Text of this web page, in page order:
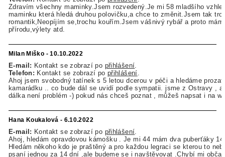
Zdravím všechny maminky.Jsem rozvedený.Je mi 58 mladšího
maminku která hledá druhou polovičku,a chce to změnit.Jsem tak
romantik,Neopíjím se,trochu kouřím.Jsem vášnivý rybář a proto mám
přírodu,výlety atd.
Milan Miško - 10.10.2022
E-mail: Kontakt se zobrazí po přihlášení
Telefon: Kontakt se zobrazí po přihlášení
Ahoj jsem svobodný tatínek s 5 letou dcerou v péči a hledáme
kamarádku .. co bude dál se uvidí podle sympatii. jsme z Ostravy ,
dálka není problém -) pokud nás chceš poznat , můžeš napsat i na
Hana Koukalová - 6.10.2022
E-mail: Kontakt se zobrazí po přihlášení
Ahoj, hledám opravdovou kámošku . Je mi 44 mám dva puberťáky
Hledám někoho kdo je praštěný a pro každou legraci se kterou to
psaní jednou za 14 dní ,ale budeme se i navštěvovat .Chybí mi